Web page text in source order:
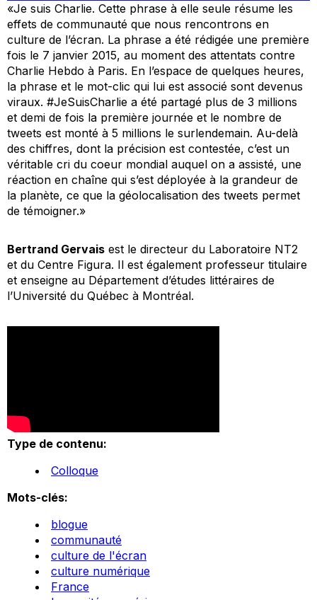
«Je suis Charlie. Cette phrase à elle seule résume les
effets de communauté que nous rencontrons en
culture de l’écran. La phrase a été rédigée une première
fois le 7 janvier 2015, au moment des attentats contre
Charlie Hebdo à Paris. En l’espace de quelques heures,
la phrase et le mot-clic qui lui est associé sont devenus
viraux. #JeSuisCharlie a été partagé plus de 3 millions
et demi de fois la première journée et le nombre de
tweets est monté à 5 millions le surlendemain. Au-delà
des chiffres, dont la précision est contestée, c’est un
véritable cri du coeur mondial auquel on a assisté, une
réaction en chaîne qui s’est déployée à la grandeur de
la planète, ce que la géolocalisation des tweets permet
de témoigner.»
Bertrand Gervais est le directeur du Laboratoire NT2
et du Centre Figura. Il est également professeur titulaire
et enseigne au Département d’études littéraires de
l’Université du Québec à Montréal.
Type de contenu:
Colloque
Mots-clés:
blogue
communauté
culture de l'écran
culture numérique
France